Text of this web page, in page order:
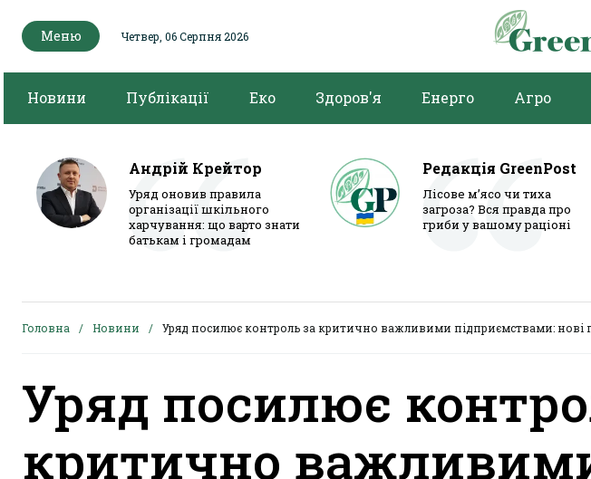
Меню Четвер, 06 Серпня 2026
Новини Публікації Еко Здоров'я Енерго Агро
Андрій Крейтор
Уряд оновив правила
організації шкільного
харчування: що варто знати
батькам і громадам
Редакція GreenPost
Лісове м’ясо чи тиха
загроза? Вся правда про
гриби у вашому раціоні
Головна Новини Уряд посилює контроль за критично важливими підприємствами:
Уряд посилює
критично